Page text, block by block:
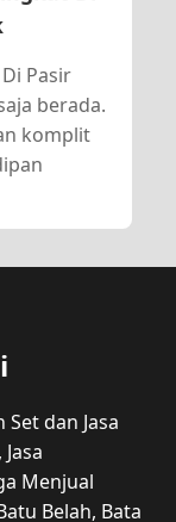
Pasir
berada.
komplit
dan Jasa
Menjual
Belah, Bata